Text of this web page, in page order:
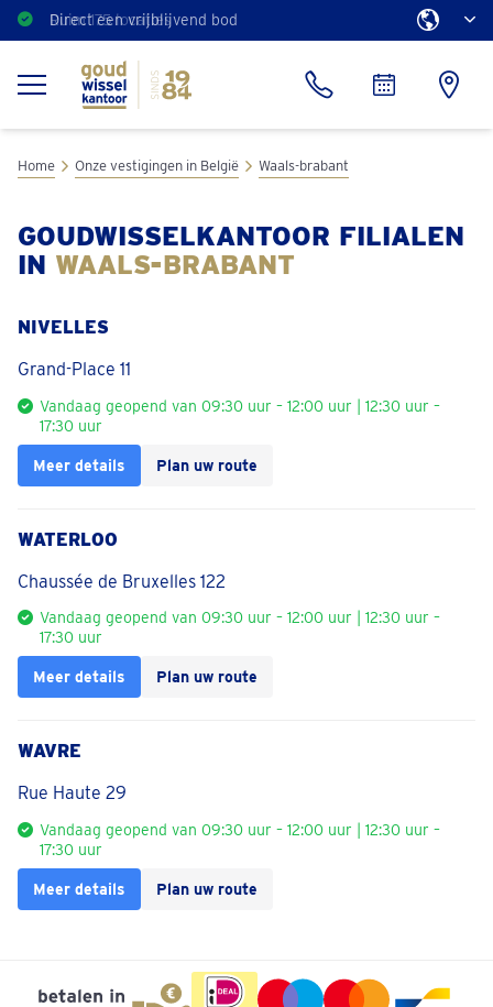
Ruim 175 locaties
Direct een vrijblijvend bod
Home Onze vestigingen in België Waals-brabant
GOUDWISSELKANTOOR FILIALEN
IN WAALS-BRABANT
NIVELLES
Grand-Place 11
Vandaag geopend van 09:30 uur – 12:00 uur | 12:30 uur –
17:30 uur
Meer details Plan uw route
WATERLOO
Chaussée de Bruxelles 122
Vandaag geopend van 09:30 uur – 12:00 uur | 12:30 uur –
17:30 uur
Meer details Plan uw route
WAVRE
Rue Haute 29
Vandaag geopend van 09:30 uur – 12:00 uur | 12:30 uur –
17:30 uur
Meer details Plan uw route